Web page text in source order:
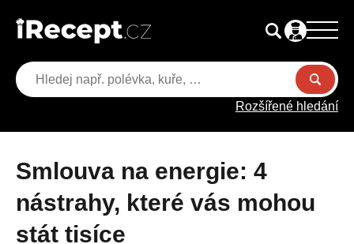
Rozšířené hledání
Smlouva na energie: 4
nástrahy, které vás mohou
stát tisíce